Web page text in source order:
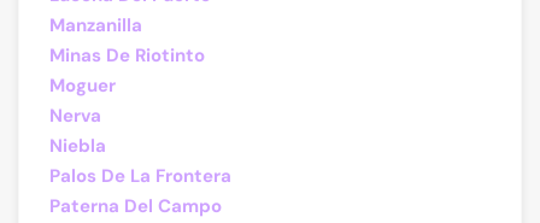
Manzanilla
Minas De Riotinto
Moguer
Nerva
Niebla
Palos De La Frontera
Paterna Del Campo